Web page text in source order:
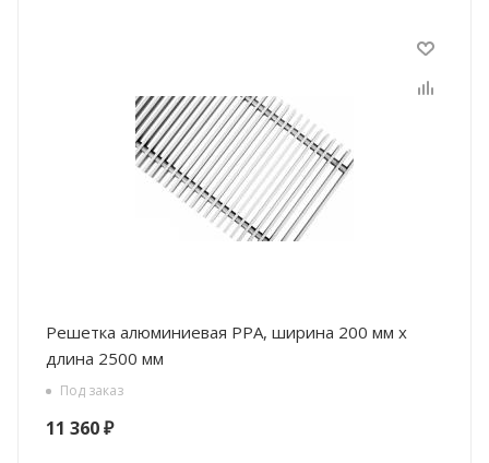
Решетка алюминиевая РРА, ширина 200 мм х
длина 2500 мм
Под заказ
11 360₽